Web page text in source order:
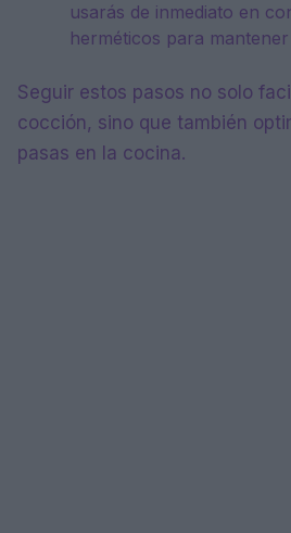
usarás de inmediato en
herméticos para
Seguir estos pasos no solo
cocción, sino que también
pasas en la cocina.